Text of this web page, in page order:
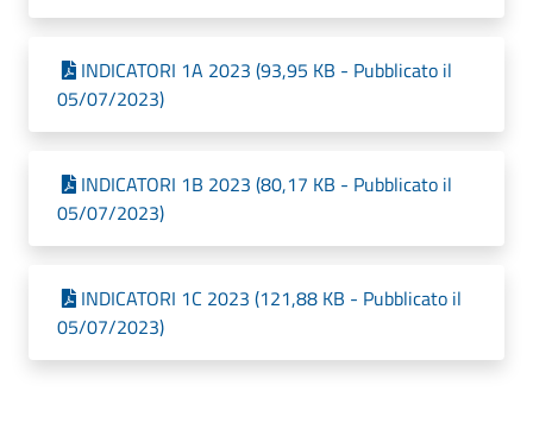
INDICATORI 1A 2023 (93,95 KB - Pubblicato il
05/07/2023)
INDICATORI 1B 2023 (80,17 KB - Pubblicato il
05/07/2023)
INDICATORI 1C 2023 (121,88 KB - Pubblicato il
05/07/2023)